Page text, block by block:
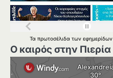
Τα πρωτοσέλιδα των εφημερίδων
Ο καιρός στην Πιερία